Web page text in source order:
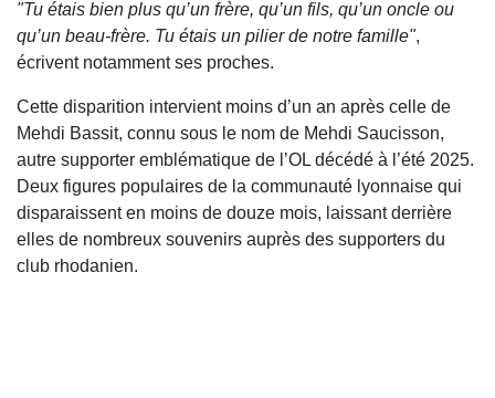
"Tu étais bien plus qu’un frère, qu’un fils, qu’un oncle ou
qu’un beau-frère. Tu étais un pilier de notre famille",
écrivent notamment ses proches.
Cette disparition intervient moins d’un an après celle de
Mehdi Bassit, connu sous le nom de Mehdi Saucisson,
autre supporter emblématique de l’OL décédé à l’été 2025.
Deux figures populaires de la communauté lyonnaise qui
disparaissent en moins de douze mois, laissant derrière
elles de nombreux souvenirs auprès des supporters du
club rhodanien.